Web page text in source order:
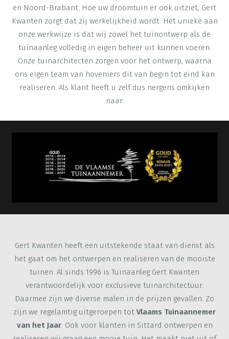
en Noord-Brabant. Hoe uw droomtuin er ook uitziet, Gert
Kwanten zorgt dat zij werkelijkheid wordt. Het unieke aan
onze werkwijze is dat wij zowel het tuinontwerp als de
tuinaanleg volledig in eigen beheer uit kunnen voeren.
Onze tuinarchitecten zorgen voor het ontwerp, waarna
ons eigen team van hoveniers dit van begin tot eind kan
realiseren. Als klant heeft u zelf dus nergens omkijken
naar.
Gert Kwanten heeft een uitstekende staat van dienst als
het gaat om het ontwerpen en realiseren van de mooiste
tuinen. Al sinds 1996 is Tuinaanleg Gert Kwanten
verantwoordelijk voor exclusieve tuinarchitectuur.
Daarmee zijn we diverse malen in de prijzen gevallen. Zo
zijn we regelamtig uitgeroepen tot Vlaams Tuinaannemer
van het Jaar. Ook voor klanten in Sittard ontwerpen en